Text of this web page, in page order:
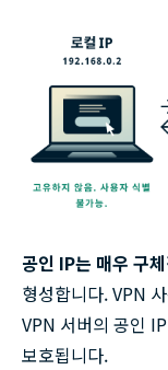
공인 IP는 매우 구
형성합니다. VPN
VPN 서버의 공인
보호됩니다.